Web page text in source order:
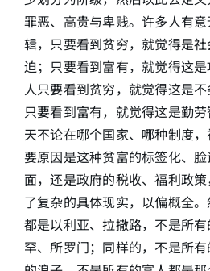
罪恶、高贵与卑贱。许多人有
辑，只要看到贫穷，就觉得是
迫；只要看到富有，就觉得这
人只要看到贫穷，就觉得这是不
只要看到富有，就觉得这是勤
天不论在哪个国家、哪种制度
要原因是这种贫富的标签化、
面，还是政府的税收、福利政
了复杂的具体现实，以偏概全
都是以利亚、拉撒路，不是所
罕、所罗门；同样的，不是所